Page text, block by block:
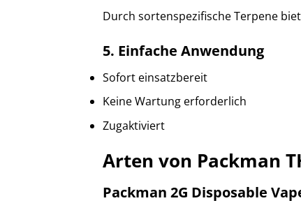
Durch sortenspezifische Terpene
5. Einfache Anwendung
Sofort einsatzbereit
Keine Wartung erforderlich
Zugaktiviert
Arten von Packman
Packman 2G Disposable